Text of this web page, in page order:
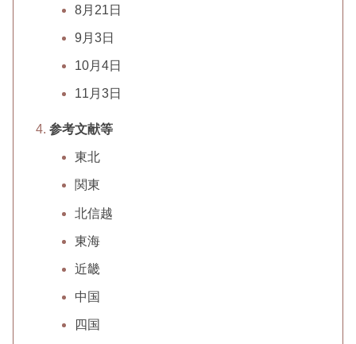
8月21日
9月3日
10月4日
11月3日
参考文献等
東北
関東
北信越
東海
近畿
中国
四国